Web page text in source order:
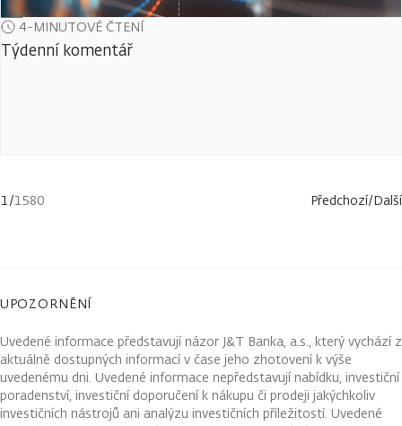
4-MINUTOVÉ ČTENÍ
Týdenní komentář
1/1580 Předchozí/Další
UPOZORNĚNÍ
Uvedené informace představují názor J&T Banka, a.s., který vychází z
aktuálně dostupných informací v čase jeho zhotovení k výše
uvedenému dni. Uvedené informace nepředstavují nabídku, investiční
poradenství, investiční doporučení k nákupu či prodeji jakýchkoliv
investičních nástrojů ani analýzu investičních příležitostí. Uvedené